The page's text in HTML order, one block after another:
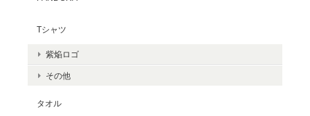
Tシャツ
紫焔ロゴ
その他
タオル